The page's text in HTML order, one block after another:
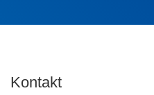
Kontakt